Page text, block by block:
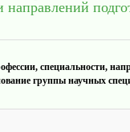
специальности,
группы научных